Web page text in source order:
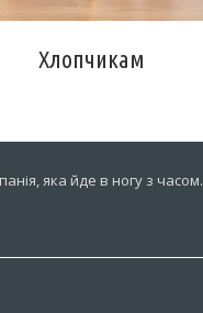
Хлопчикам
яка йде в ногу з часом.